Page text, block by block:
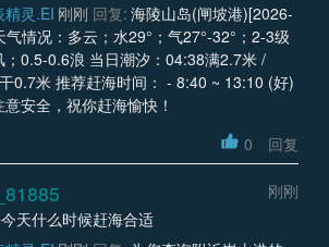
精灵.EI 刚刚 回复: 海陵山岛(闸坡港)[2026-
气情况：多云；水29°；气27°-32°；2-3级
；0.5-0.6浪 当日潮汐：04:38满2.7米 /
0.7米 推荐赶海时间： - 8:40 ~ 13:10 (好)
意安全，祝你赶海愉快！
0 回复
刚刚
天什么时候赶海合适